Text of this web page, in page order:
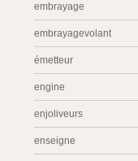
embrayage
embrayagevolant
émetteur
engine
enjoliveurs
enseigne